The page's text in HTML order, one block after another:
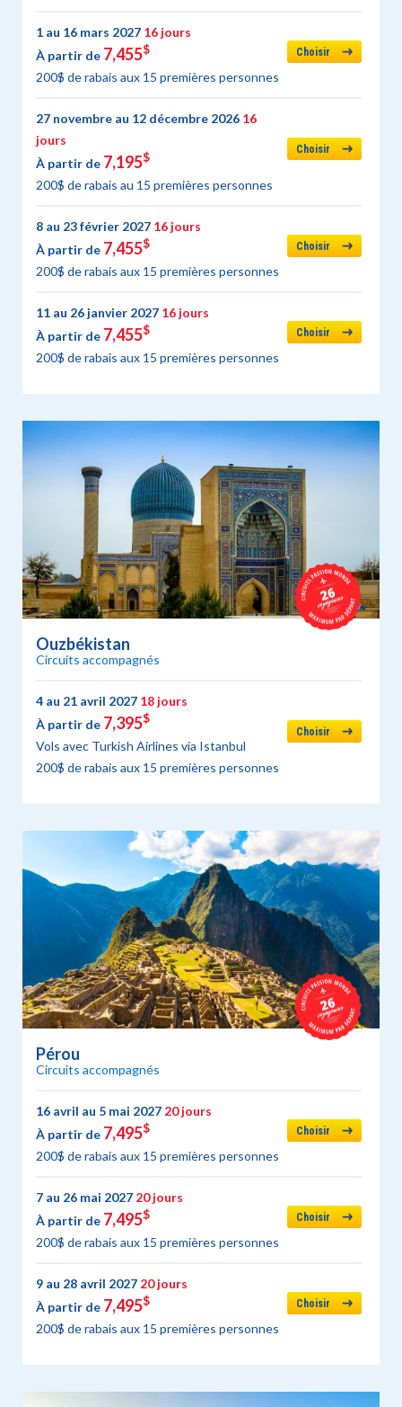
1 au 16 mars 2027 16 jours
À partir de 7,455$
200$ de rabais aux 15 premières personnes
Choisir
27 novembre au 12 décembre 2026 16
jours
À partir de 7,195$
200$ de rabais au 15 premières personnes
Choisir
8 au 23 février 2027 16 jours
À partir de 7,455$
200$ de rabais aux 15 premières personnes
Choisir
11 au 26 janvier 2027 16 jours
À partir de 7,455$
200$ de rabais aux 15 premières personnes
Choisir
Ouzbékistan
Circuits accompagnés
4 au 21 avril 2027 18 jours
À partir de 7,395$
Vols avec Turkish Airlines via Istanbul
200$ de rabais aux 15 premières personnes
Choisir
Pérou
Circuits accompagnés
16 avril au 5 mai 2027 20 jours
À partir de 7,495$
200$ de rabais aux 15 premières personnes
Choisir
7 au 26 mai 2027 20 jours
À partir de 7,495$
200$ de rabais aux 15 premières personnes
Choisir
9 au 28 avril 2027 20 jours
À partir de 7,495$
200$ de rabais aux 15 premières personnes
Choisir